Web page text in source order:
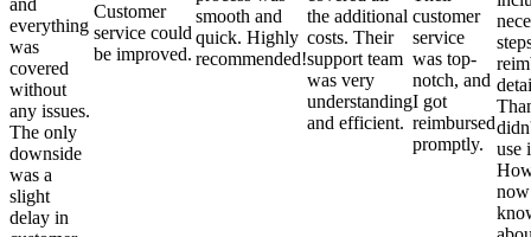
everything
was
covered
without
any issues.
The only
downside
was a
slight
delay in
Customer
service could
be improved.
smooth and
quick. Highly
recommended!
the additional
costs. Their
support team
was very
understanding
and efficient.
customer
service
was top-
notch, and
I got
reimbursed
promptly.
use